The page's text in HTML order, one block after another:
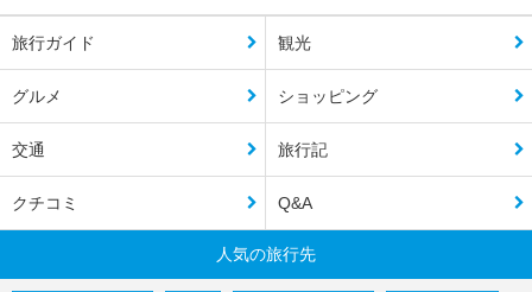
旅行ガイド 観光
グルメ ショッピング
交通 旅行記
クチコミ Q&A
人気の旅行先